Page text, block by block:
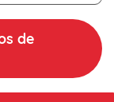
de